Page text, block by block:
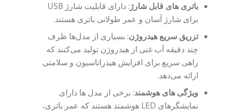
باتری های قابل شارژ
: دارای قابلیت شارژ USB
برای شارژ آسان و عمر طولانی باتری هستند.
تزریق سریع هیدروژن: بسیاری از مدل‌ها ظرف
چند دقیقه آب غنی از هیدروژن تولید می‌کنند که
راهی سریع برای افزایش هیدراتاسیون و سلامتی
ارائه می‌دهد.
ویژگی های هوشمند: برخی از مدل ها دارای
نمایشگرهای LED هوشمند هستند که عمر باتری،